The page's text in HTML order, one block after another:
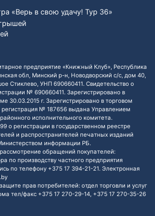
«Верь в свою удачу! Тур 36»
предприятие «Книжный Клуб», Республика
обл, Минский р-н, Новодворский с/с, дом 40,
Стиклево, УНП 690660411. Свидетельство о
№ 690660411. Зарегистрировано в
30.03.2015 г. Зарегистрировано в торговом
регистрация № 187656 выдана Управлением
исполнительного комитета.
о регистрации в государственном реестре
и распространителей печатных изданий
информации РБ.
обращений покупателей:
по производству частного предприятия
по телефону +375 17 394-21-21. Электронная
прав потребителей: отдел торговли и услуг
тел/факс +375 17 270-29-14, +375 17 270-35-26